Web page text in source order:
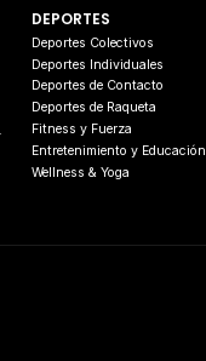
DEPORTES
Deportes Colectivos
Deportes Individuales
Deportes de Contacto
Deportes de Raqueta
Fitness y Fuerza
Entretenimiento y Educación
Wellness & Yoga